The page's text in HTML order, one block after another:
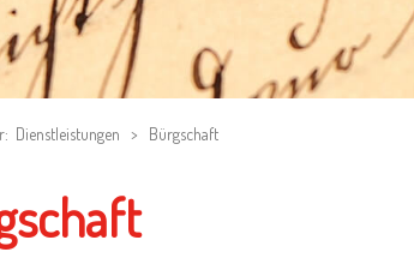
Dienstleistungen > Bürgschaft